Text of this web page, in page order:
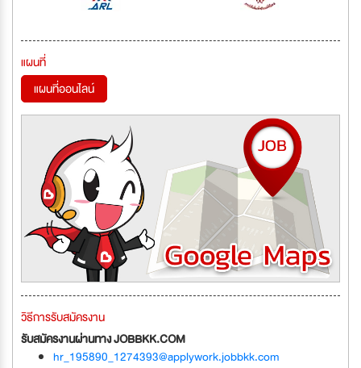
แผนที่
แผนที่ออนไลน์
วิธีการรับสมัครงาน
รับสมัครงานผ่านทาง JOBBKK.COM
hr_195890_1274393@applywork.jobbkk.com